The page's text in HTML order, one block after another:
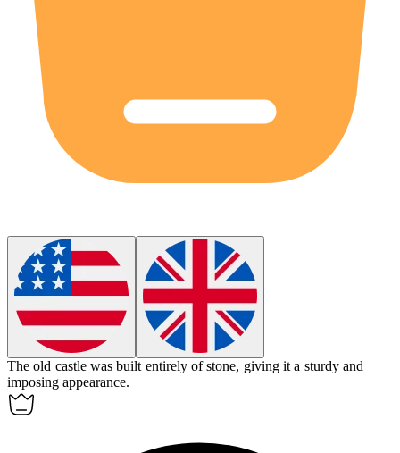
The old castle was built entirely ofstone, giving it a sturdy and
imposing appearance.